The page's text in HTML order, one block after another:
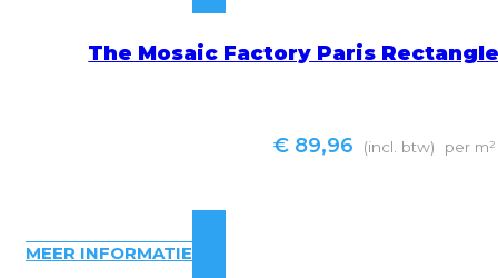
The Mosaic Factory Paris
€89,96 (incl. btw) per m²
MEER INFORMATIE